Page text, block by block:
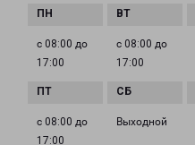
с 08:00 до
17:00
с 08:00 до
17:00
с 08:00 до
17:00
Выходной